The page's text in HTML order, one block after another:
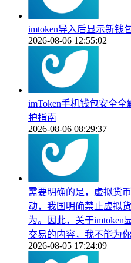
imtoken导入后显示新钱
2026-08-06 12:55:02
imToken手机钱包安全
护指南
2026-08-06 08:29:37
需要明确的是，虚拟货
动，我国明确禁止虚拟
为。因此，关于imtoken
交易的内容，我不能为
2026-08-05 17:24:09